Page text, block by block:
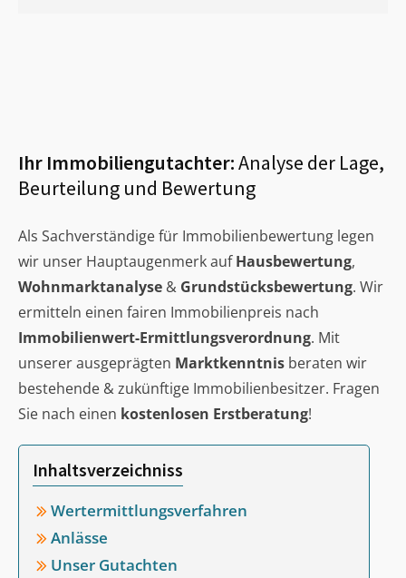
Ihr Immobiliengutachter:Analyse der Lage,
Beurteilung und Bewertung
Als Sachverständige für Immobilienbewertung legen
wir unser Hauptaugenmerk aufHausbewertung,
Wohnmarktanalyse & Grundstücksbewertung. Wir
ermitteln einen fairen Immobilienpreis nach
Immobilienwert-Ermittlungsverordnung. Mit
unserer ausgeprägten Marktkenntnis beraten wir
bestehende & zukünftige Immobilienbesitzer. Fragen
Sie nach einen kostenlosen Erstberatung!
Inhaltsverzeichniss
Wertermittlungsverfahren
Anlässe
Unser Gutachten